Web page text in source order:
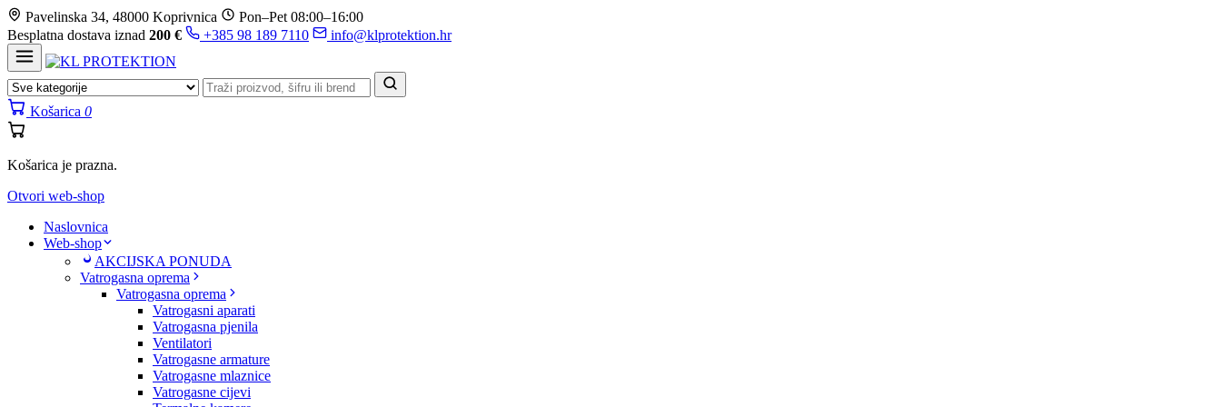
Prijeđi
na
sadržaj
Pavelinska 34, 48000 Koprivnica
Pon–Pet 08:00–16:00
Besplatna dostava iznad 200 € +385 98 189 7110 info@klprotektion.hr
Košarica 0
Košarica je prazna.
Otvori web-shop
Naslovnica
Web-shop
AKCIJSKA PONUDA
Vatrogasna oprema
Vatrogasna oprema
Vatrogasni aparati
Vatrogasna pjenila
Ventilatori
Vatrogasne armature
Vatrogasne mlaznice
Vatrogasne cijevi